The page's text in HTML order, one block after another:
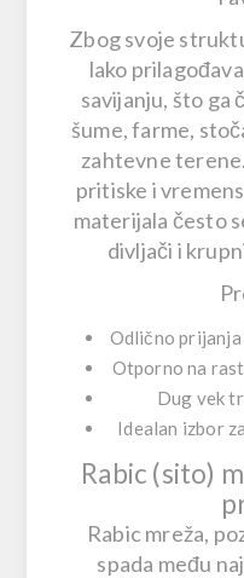
Zbog svoje
lako
savijanju, što ga
šume, farme,
zahtevne terene
pritiske i
materijala često
divljači i
Odlično prijanja
Otporno na
Dug vek
Idealan izbor
Rabic (sito)
Rabic mreža,
spada među